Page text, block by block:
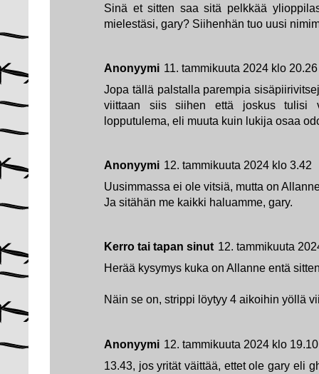
Sinä et sitten saa sitä pelkkää
mielestäsi, gary? Siihenhän tuo uusi
Anonyymi 11. tammikuuta 2024 klo 20.26
Jopa tällä palstalla parempia
viittaan siis siihen että joskus tulisi
lopputulema, eli muuta kuin lukija osaa
Anonyymi 12. tammikuuta 2024 klo 3.42
Uusimmassa ei ole vitsiä, mutta on
Ja sitähän me kaikki haluamme, gary.
Kerro tai tapan sinut 12. tammikuuta
Herää kysymys kuka on Allanne entä
Näin se on, strippi löytyy 4 aikoihin yöllä
Anonyymi 12. tammikuuta 2024 klo 19.10
13.43, jos yrität väittää, ettet ole gary eli